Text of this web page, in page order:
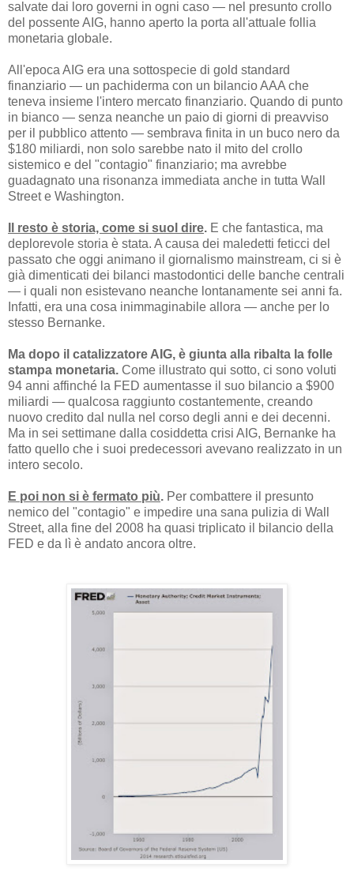
salvate dai loro governi in ogni caso — nel presunto crollo
del possente AIG, hanno aperto la porta all'attuale follia
monetaria globale.
All'epoca AIG era una sottospecie di gold standard
finanziario — un pachiderma con un bilancio AAA che
teneva insieme l'intero mercato finanziario. Quando di punto
in bianco — senza neanche un paio di giorni di preavviso
per il pubblico attento — sembrava finita in un buco nero da
$180 miliardi, non solo sarebbe nato il mito del crollo
sistemico e del "contagio" finanziario; ma avrebbe
guadagnato una risonanza immediata anche in tutta Wall
Street e Washington.
Il resto è storia, come si suol dire. E che fantastica, ma
deplorevole storia è stata. A causa dei maledetti feticci del
passato che oggi animano il giornalismo mainstream, ci si è
già dimenticati dei bilanci mastodontici delle banche centrali
— i quali non esistevano neanche lontanamente sei anni fa.
Infatti, era una cosa inimmaginabile allora — anche per lo
stesso Bernanke.
Ma dopo il catalizzatore AIG, è giunta alla ribalta la folle
stampa monetaria. Come illustrato qui sotto, ci sono voluti
94 anni affinché la FED aumentasse il suo bilancio a $900
miliardi — qualcosa raggiunto costantemente, creando
nuovo credito dal nulla nel corso degli anni e dei decenni.
Ma in sei settimane dalla cosiddetta crisi AIG, Bernanke ha
fatto quello che i suoi predecessori avevano realizzato in un
intero secolo.
E poi non si è fermato più. Per combattere il presunto
nemico del "contagio" e impedire una sana pulizia di Wall
Street, alla fine del 2008 ha quasi triplicato il bilancio della
FED e da lì è andato ancora oltre.